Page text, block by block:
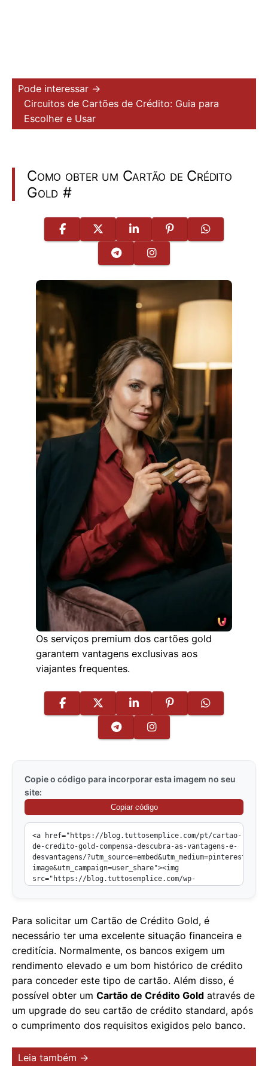
Pode interessar →
Circuitos de Cartões de Crédito: Guia para
Escolher e Usar
Como obter um Cartão de Crédito
Gold #
Os serviços premium dos cartões gold
garantem vantagens exclusivas aos
viajantes frequentes.
Copie o código para incorporar esta imagem no seu
site:
Copiar código
Para solicitar um Cartão de Crédito Gold, é
necessário ter uma excelente situação financeira e
creditícia. Normalmente, os bancos exigem um
rendimento elevado e um bom histórico de crédito
para conceder este tipo de cartão. Além disso, é
possível obter um Cartão de Crédito Gold através de
um upgrade do seu cartão de crédito standard, após
o cumprimento dos requisitos exigidos pelo banco.
Leia também →